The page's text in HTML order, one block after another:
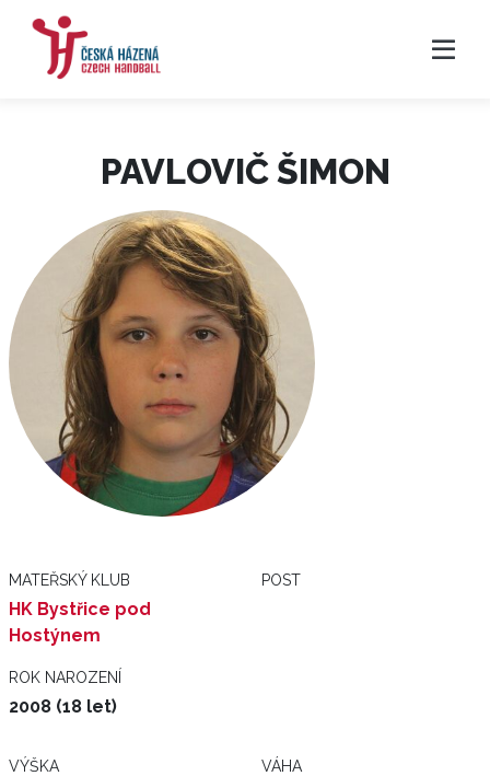
PAVLOVIČ ŠIMON
MATEŘSKÝ KLUB
HK Bystřice pod
Hostýnem
POST
ROK NAROZENÍ
2008 (18 let)
VÝŠKA VÁHA